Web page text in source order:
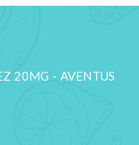
20MG - AVENTUS